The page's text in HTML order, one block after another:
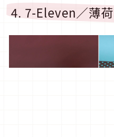
4. 7-Eleven／薄